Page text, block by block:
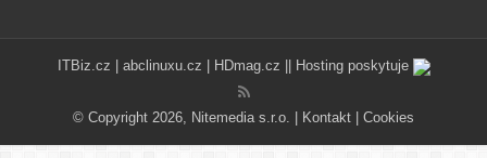
ITBiz.cz abclinuxu.cz HDmag.cz || Hosting poskytuje
© Copyright 2026, Nitemedia s.r.o. | Kontakt Cookies